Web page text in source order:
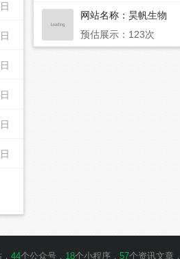
网站名称： 昊帆生物
预估展示：123次
44个公众号， 18个小程序， 57个资讯文章，